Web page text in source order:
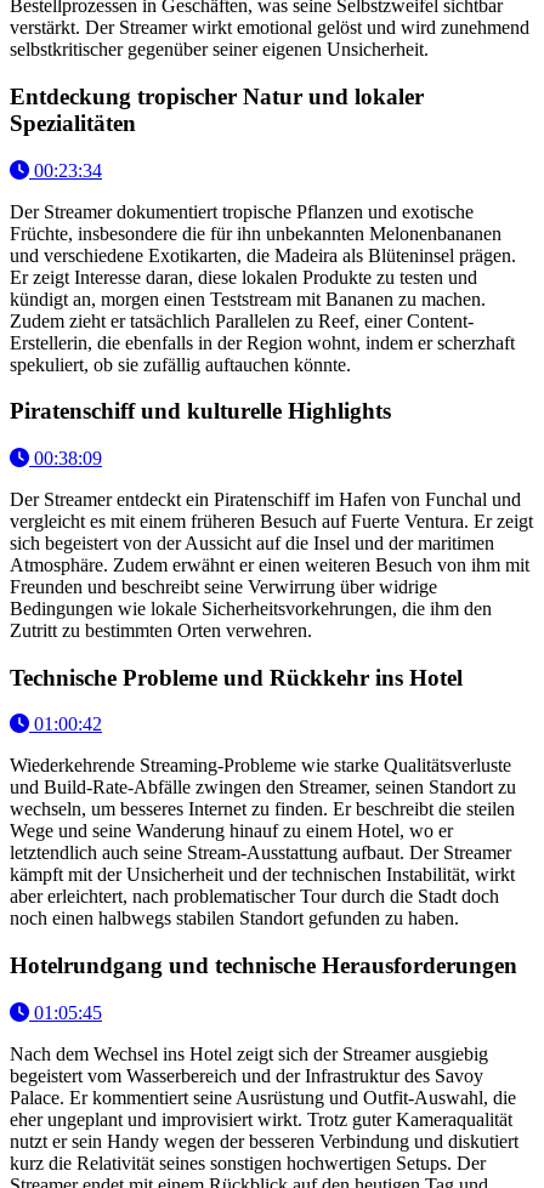
Bestellprozessen in Geschäften, was seine Selbstzweifel sichtbar
verstärkt. Der Streamer wirkt emotional gelöst und wird zunehmend
selbstkritischer gegenüber seiner eigenen Unsicherheit.
Entdeckung tropischer Natur und lokaler
Spezialitäten
00:23:34
Der Streamer dokumentiert tropische Pflanzen und exotische
Früchte, insbesondere die für ihn unbekannten Melonenbananen
und verschiedene Exotikarten, die Madeira als Blüteninsel prägen.
Er zeigt Interesse daran, diese lokalen Produkte zu testen und
kündigt an, morgen einen Teststream mit Bananen zu machen.
Zudem zieht er tatsächlich Parallelen zu Reef, einer Content-
Erstellerin, die ebenfalls in der Region wohnt, indem er scherzhaft
spekuliert, ob sie zufällig auftauchen könnte.
Piratenschiff und kulturelle Highlights
00:38:09
Der Streamer entdeckt ein Piratenschiff im Hafen von Funchal und
vergleicht es mit einem früheren Besuch auf Fuerte Ventura. Er zeigt
sich begeistert von der Aussicht auf die Insel und der maritimen
Atmosphäre. Zudem erwähnt er einen weiteren Besuch von ihm mit
Freunden und beschreibt seine Verwirrung über widrige
Bedingungen wie lokale Sicherheitsvorkehrungen, die ihm den
Zutritt zu bestimmten Orten verwehren.
Technische Probleme und Rückkehr ins Hotel
01:00:42
Wiederkehrende Streaming-Probleme wie starke Qualitätsverluste
und Build-Rate-Abfälle zwingen den Streamer, seinen Standort zu
wechseln, um besseres Internet zu finden. Er beschreibt die steilen
Wege und seine Wanderung hinauf zu einem Hotel, wo er
letztendlich auch seine Stream-Ausstattung aufbaut. Der Streamer
kämpft mit der Unsicherheit und der technischen Instabilität, wirkt
aber erleichtert, nach problematischer Tour durch die Stadt doch
noch einen halbwegs stabilen Standort gefunden zu haben.
Hotelrundgang und technische Herausforderungen
01:05:45
Nach dem Wechsel ins Hotel zeigt sich der Streamer ausgiebig
begeistert vom Wasserbereich und der Infrastruktur des Savoy
Palace. Er kommentiert seine Ausrüstung und Outfit-Auswahl, die
eher ungeplant und improvisiert wirkt. Trotz guter Kameraqualität
nutzt er sein Handy wegen der besseren Verbindung und diskutiert
kurz die Relativität seines sonstigen hochwertigen Setups. Der